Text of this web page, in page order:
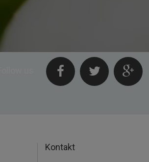
Kontakt